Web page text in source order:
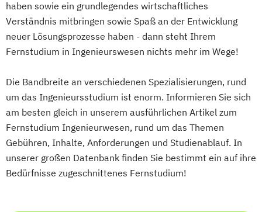
haben sowie ein grundlegendes wirtschaftliches
Verständnis mitbringen sowie Spaß an der Entwicklung
neuer Lösungsprozesse haben - dann steht Ihrem
Fernstudium in Ingenieurswesen nichts mehr im Wege!
Die Bandbreite an verschiedenen Spezialisierungen, rund
um das Ingenieursstudium ist enorm. Informieren Sie sich
am besten gleich in unserem ausführlichen Artikel zum
Fernstudium Ingenieurwesen, rund um das Themen
Gebühren, Inhalte, Anforderungen und Studienablauf. In
unserer großen Datenbank finden Sie bestimmt ein auf ihre
Bedürfnisse zugeschnittenes Fernstudium!